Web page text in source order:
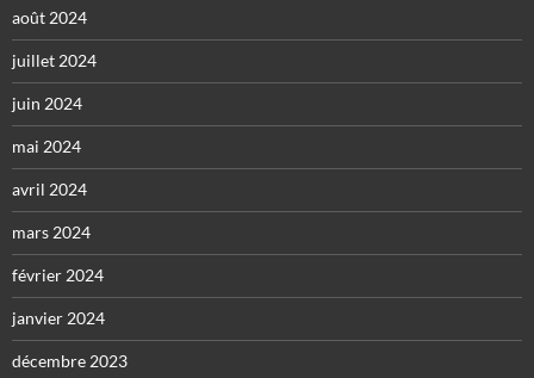
août 2024
juillet 2024
juin 2024
mai 2024
avril 2024
mars 2024
février 2024
janvier 2024
décembre 2023